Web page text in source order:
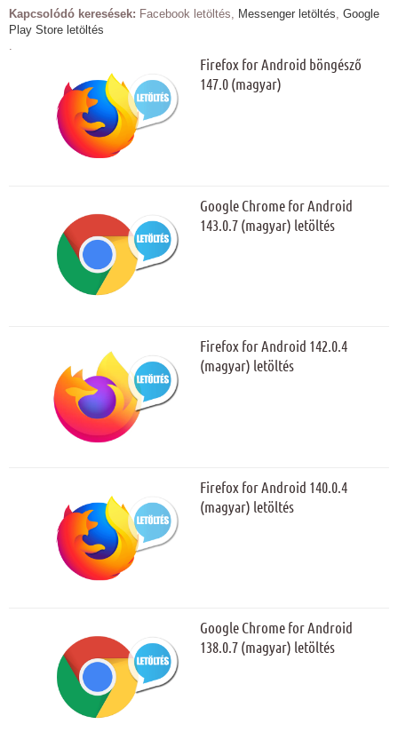
Kapcsolódó keresések: Facebook letöltés, Messenger letöltés, Google
Play Store letöltés
.
Firefox for Android böngésző
147.0 (magyar)
Google Chrome for Android
143.0.7 (magyar) letöltés
Firefox for Android 142.0.4
(magyar) letöltés
Firefox for Android 140.0.4
(magyar) letöltés
Google Chrome for Android
138.0.7 (magyar) letöltés